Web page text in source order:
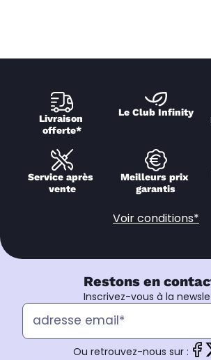
Livraison
offerte*
Le Club Infinity
Service après
vente
Meilleurs prix
garantis
Voir conditions*
Restons en
Inscrivez-vous à la
Ou retrouvez-nous sur :